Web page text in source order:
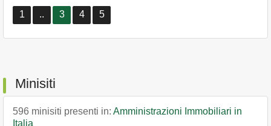
1
.. 3 4 5
Minisiti
596 minisiti presenti in: Amministrazioni Immobiliari in
Italia